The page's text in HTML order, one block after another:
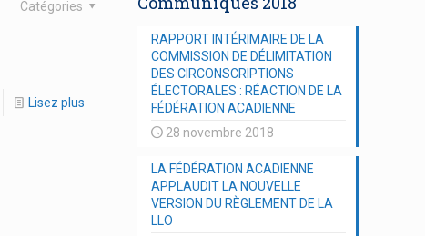
Catégories
Lisez plus
RAPPORT INTÉRIMAIRE DE LA
COMMISSION DE DÉLIMITATION
DES CIRCONSCRIPTIONS
ÉLECTORALES : RÉACTION DE LA
FÉDÉRATION ACADIENNE
28 novembre 2018
LA FÉDÉRATION ACADIENNE
APPLAUDIT LA NOUVELLE
VERSION DU RÈGLEMENT DE LA
LLO